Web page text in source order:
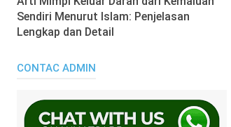
Sendiri Menurut Islam: Penjelasan
Lengkap dan Detail
CONTAC ADMIN